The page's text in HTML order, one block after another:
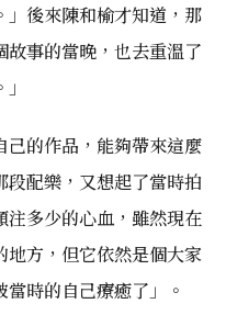
」後來陳和榆才知道，那
事的當晚，也去重溫了
己的作品，能夠帶來這麼
配樂，又想起了當時拍
注多少的心血，雖然現在
地方，但它依然是個大家
時的自己療癒了」。